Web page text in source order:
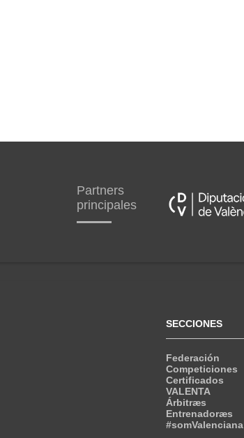
Partners
principales
SECCIONES
Federación
Competiciones
Certificados
VALENTA
Árbitræs
Entrenadoræs
#somValenciana